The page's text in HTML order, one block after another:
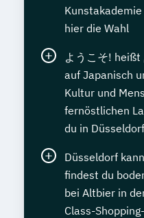
hier die Wahl
ようこそ! heißt
auf Japanisch
Kultur und
fernöstlichen
du in
Düsseldorf
findest du
bei Altbier in
Class-